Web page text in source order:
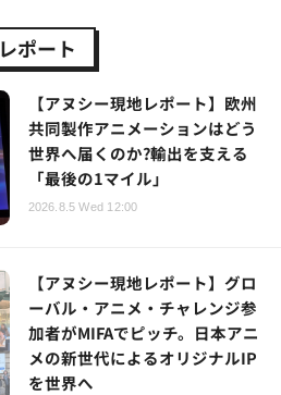
レポート
【アヌシー現地レポート】欧州
共同製作アニメーションはどう
世界へ届くのか?輸出を支える
「最後の1マイル」
2026.8.5 Wed 12:00
【アヌシー現地レポート】グロ
ーバル・アニメ・チャレンジ参
加者がMIFAでピッチ。日本アニ
メの新世代によるオリジナルIP
を世界へ